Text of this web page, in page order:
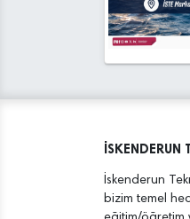
İSKENDERUN
İskenderun
bizim temel